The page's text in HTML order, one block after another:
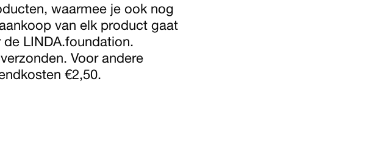
waarmee je ook nog
van elk product gaat
LINDA.foundation.
Voor andere
€2,50.